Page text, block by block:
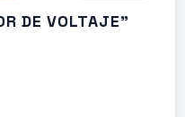
DE VOLTAJE"